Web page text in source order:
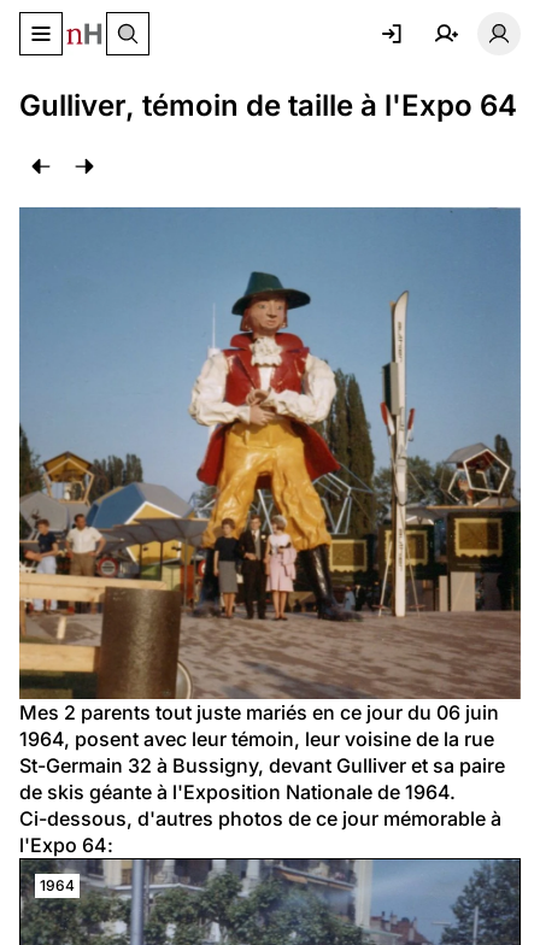
Basculer le menu de navigation
Gulliver, témoin de taille à l'Expo 64
Mes 2 parents tout juste mariés en ce jour du 06 juin
1964, posent avec leur témoin, leur voisine de la rue
St-Germain 32 à Bussigny, devant Gulliver et sa paire
de skis géante à l'Exposition Nationale de 1964.
Ci-dessous, d'autres photos de ce jour mémorable à
l'Expo 64:
1964